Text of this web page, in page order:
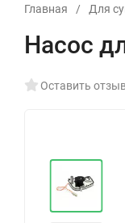
Главная / Для
Насос
Оставить